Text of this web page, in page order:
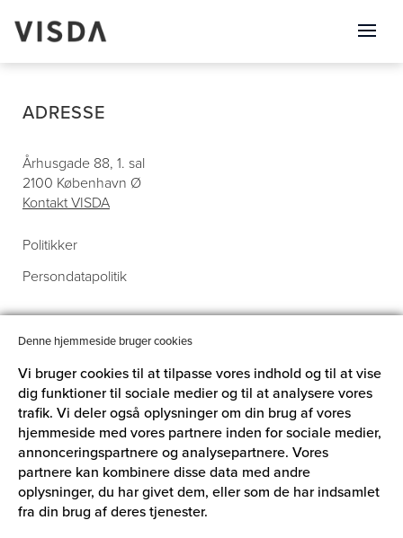
ADRESSE
Århusgade 88, 1. sal
2100 København Ø
Kontakt VISDA
Politikker
Persondatapolitik
English
Denne hjemmeside bruger cookies
Vi bruger cookies til at tilpasse vores indhold og til at vise
dig funktioner til sociale medier og til at analysere vores
trafik. Vi deler også oplysninger om din brug af vores
hjemmeside med vores partnere inden for sociale medier,
annonceringspartnere og analysepartnere. Vores
partnere kan kombinere disse data med andre
oplysninger, du har givet dem, eller som de har indsamlet
fra din brug af deres tjenester.